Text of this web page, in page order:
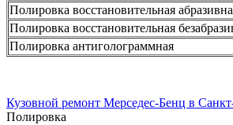
Полировка восстановительная
Полировка восстановительная
Полировка антиголограммная
Кузовной ремонт Мерседес-Бенц в
Полировка